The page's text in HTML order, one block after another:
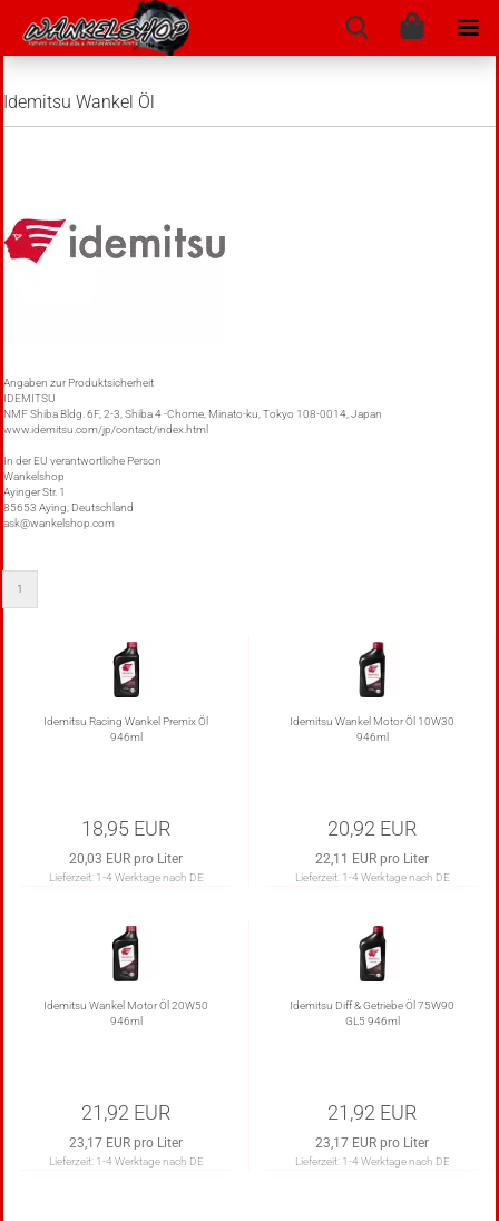
Idemitsu Wankel Öl
Angaben zur Produktsicherheit
IDEMITSU
NMF Shiba Bldg. 6F, 2-3, Shiba 4 -Chome, Minato-ku, Tokyo 108-0014, Japan
www.idemitsu.com/jp/contact/index.html
In der EU verantwortliche Person
Wankelshop
Ayinger Str. 1
85653 Aying, Deutschland
ask@wankelshop.com
1
Idemitsu Racing Wankel Premix Öl
946ml
18,95 EUR
20,03 EUR pro Liter
Lieferzeit: 1-4 Werktage nach DE
Idemitsu Wankel Motor Öl 10W30
946ml
20,92 EUR
22,11 EUR pro Liter
Lieferzeit: 1-4 Werktage nach DE
Idemitsu Wankel Motor Öl 20W50
946ml
21,92 EUR
23,17 EUR pro Liter
Lieferzeit: 1-4 Werktage nach DE
Idemitsu Diff & Getriebe Öl 75W90
GL5 946ml
21,92 EUR
23,17 EUR pro Liter
Lieferzeit: 1-4 Werktage nach DE